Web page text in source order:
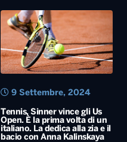
Tennis, Sinner vince gli Us
Open. È la prima volta di un
italiano. La dedica alla zia e il
bacio con Anna Kalinskaya
9 Settembre, 2024